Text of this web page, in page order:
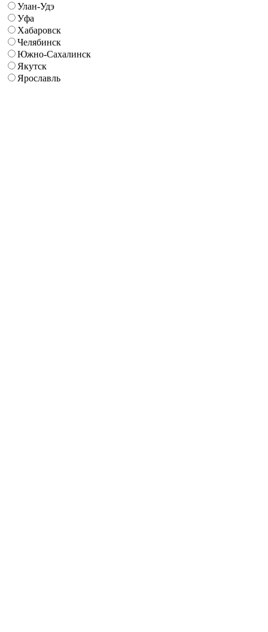
Улан-Удэ
Уфа
Хабаровск
Челябинск
Южно-Сахалинск
Якутск
Ярославль